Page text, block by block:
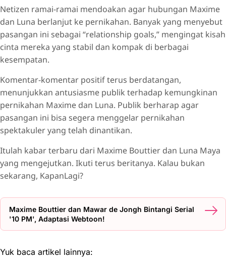
Netizen ramai-ramai mendoakan agar hubungan Maxime
dan Luna berlanjut ke pernikahan. Banyak yang menyebut
pasangan ini sebagai “relationship goals,” mengingat kisah
cinta mereka yang stabil dan kompak di berbagai
kesempatan.
Komentar-komentar positif terus berdatangan,
menunjukkan antusiasme publik terhadap kemungkinan
pernikahan Maxime dan Luna. Publik berharap agar
pasangan ini bisa segera menggelar pernikahan
spektakuler yang telah dinantikan.
Itulah kabar terbaru dari Maxime Bouttier dan Luna Maya
yang mengejutkan. Ikuti terus beritanya. Kalau bukan
sekarang, KapanLagi?
Maxime Bouttier dan Mawar de Jongh Bintangi Serial
'10 PM', Adaptasi Webtoon!
Yuk baca artikel lainnya: